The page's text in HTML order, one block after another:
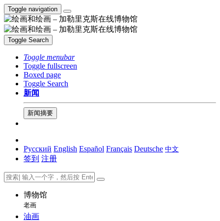
Toggle navigation
Toggle Search
Toggle menubar
Toggle fullscreen
Boxed page
Toggle Search
新闻
新闻摘要
Русский English Español Français Deutsche 中文
签到 注册
博物馆
老画
油画